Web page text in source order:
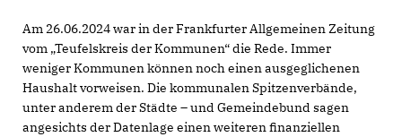
Am 26.06.2024 war in der Frankfurter Allgemeinen Zeitung
vom „Teufelskreis der Kommunen“ die Rede. Immer
weniger Kommunen können noch einen ausgeglichenen
Haushalt vorweisen. Die kommunalen Spitzenverbände,
unter anderem der Städte – und Gemeindebund sagen
angesichts der Datenlage einen weiteren finanziellen